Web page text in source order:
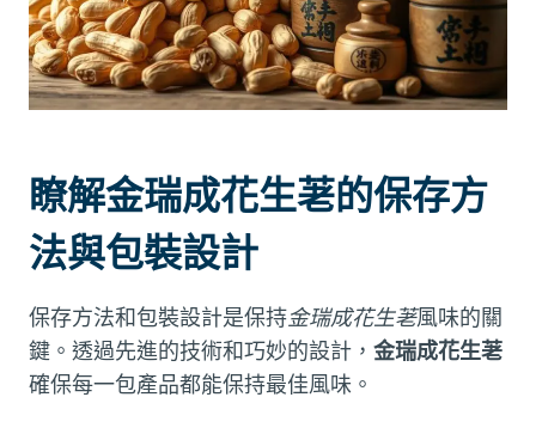
瞭解金瑞成花生荖的保存方
法與包裝設計
保存方法和包裝設計是保持金瑞成花生荖風味的關
鍵。透過先進的技術和巧妙的設計， 金瑞成花生荖
確保每一包產品都能保持最佳風味。